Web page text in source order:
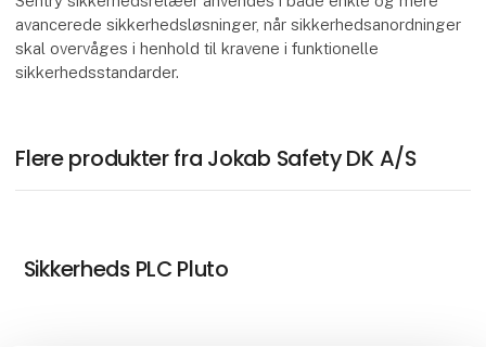
avancerede sikkerhedsløsninger, når sikkerhedsanordninger
skal overvåges i henhold til kravene i funktionelle
sikkerhedsstandarder.
Flere produkter fra Jokab Safety DK A/S
Sikkerheds PLC Pluto